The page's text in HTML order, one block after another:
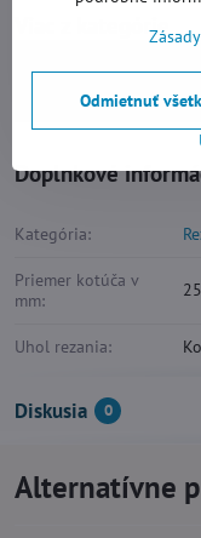
Viac z kategórie
Kotúče na gres a
Doplnkové
Kategória:
Priemer kotúča v
mm:
Uhol rezania:
Diskusia 0
Alternatívne
Odmietnuť